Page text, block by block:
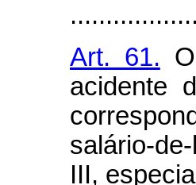
Art. 61.
acidente
salário-
III,